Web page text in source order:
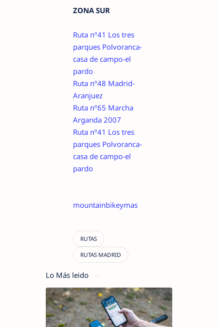
ZONA SUR
Ruta nº41 Los tres
parques Polvoranca-
casa de campo-el
pardo
Ruta nº48 Madrid-
Aranjuez
Ruta nº65 Marcha
Arganda 2007
Ruta nº41 Los tres
parques Polvoranca-
casa de campo-el
pardo
mountainbikeymas
Lo Más leido